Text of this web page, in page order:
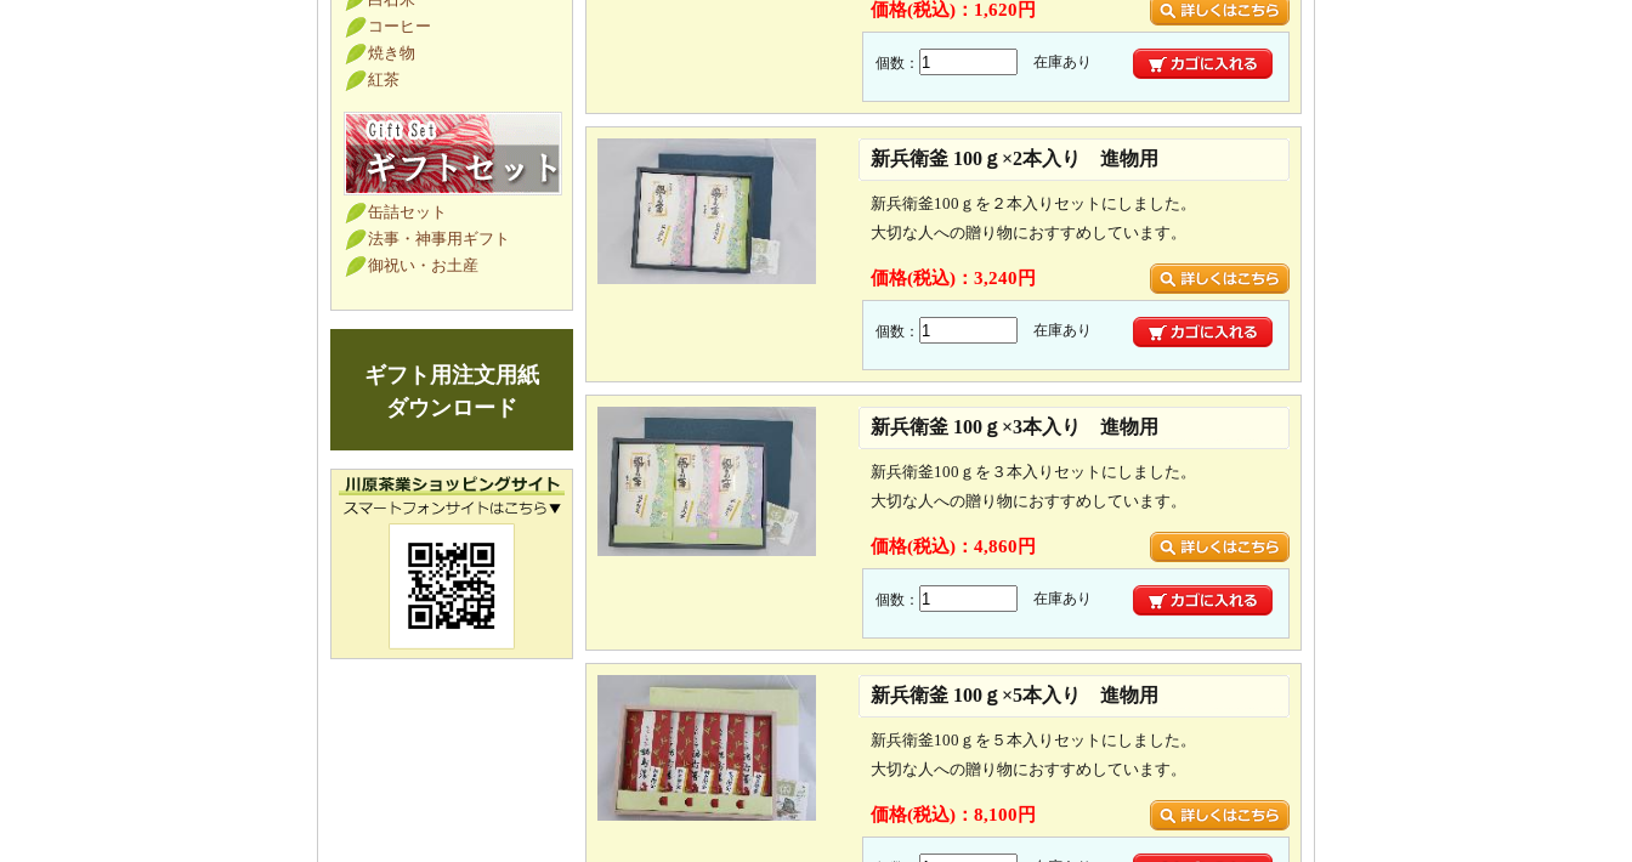
コーヒー
焼き物
紅茶
缶詰セット
法事・神事用ギフト
御祝い・お土産
ギフト用注文用紙
ダウンロード
価格(税込)： 1,620円
個数： 在庫あり
新兵衛釜 100ｇ×2本入り 進物用
新兵衛釜100ｇを２本入りセットにしました。
大切な人への贈り物におすすめしています。
価格(税込)： 3,240円
個数： 在庫あり
新兵衛釜 100ｇ×3本入り 進物用
新兵衛釜100ｇを３本入りセットにしました。
大切な人への贈り物におすすめしています。
価格(税込)： 4,860円
個数： 在庫あり
新兵衛釜 100ｇ×5本入り 進物用
新兵衛釜100ｇを５本入りセットにしました。
大切な人への贈り物におすすめしています。
価格(税込)： 8,100円